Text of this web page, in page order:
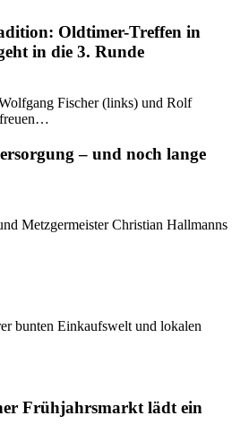
Oldtimer-Treffen in
in die 3. Runde
Fischer (links) und Rolf
– und noch lange
Metzgermeister Christian Hallmanns
bunten Einkaufswelt und lokalen
Frühjahrsmarkt lädt ein